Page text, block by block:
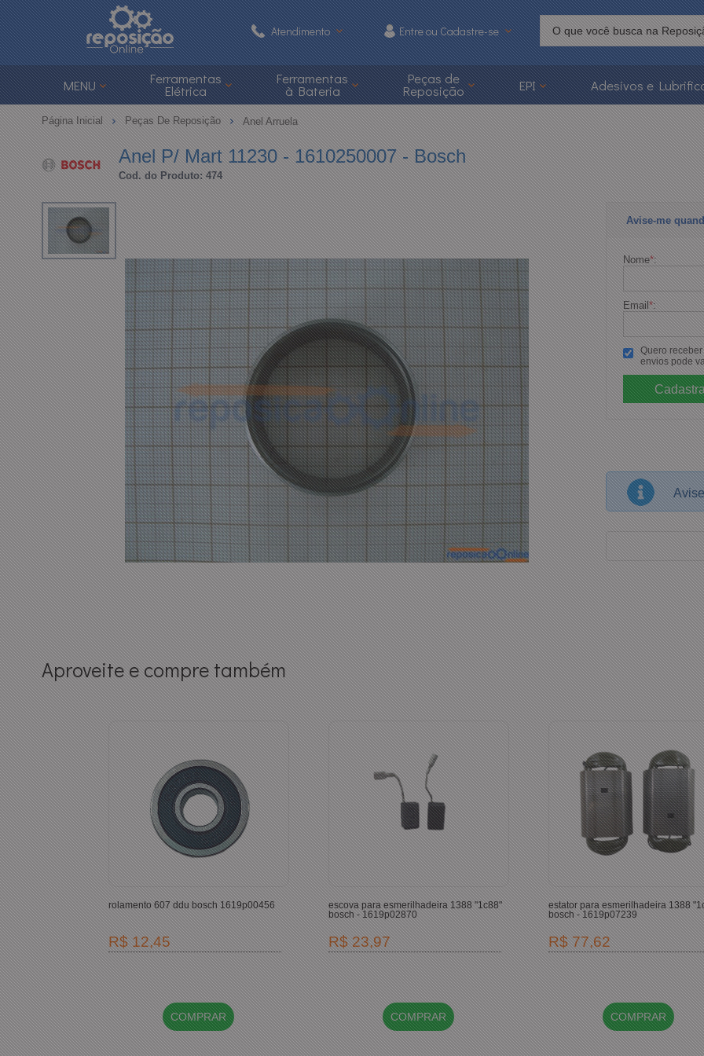
Atendimento
(48) 3626-1215
(48) 3626-1215
atendimento@reposicaoonline.com.br
Central de Ajuda
Entre ou Cadastre-se
MENU Ferramentas
Elétrica
Ferramentas
à Bateria
Peças de
Reposição EPI Adesivos e
Página Inicial Peças De Reposição Anel Arruela
Anel P/ Mart 11230 - 1610250007 - Bosch
Cod. do Produto: 474
Avise-me
Nome*:
Email*:
Quero
envios pode
Aproveite e compre também
rolamento 607 ddu bosch 1619p00456
R$ 12,45
COMPRAR
escova para esmerilhadeira 1388 "1c88"
bosch - 1619p02870
R$ 23,97
COMPRAR
estator para esmerilhadeira 1388
bosch - 1619p07239
R$ 77,62
COMPRAR